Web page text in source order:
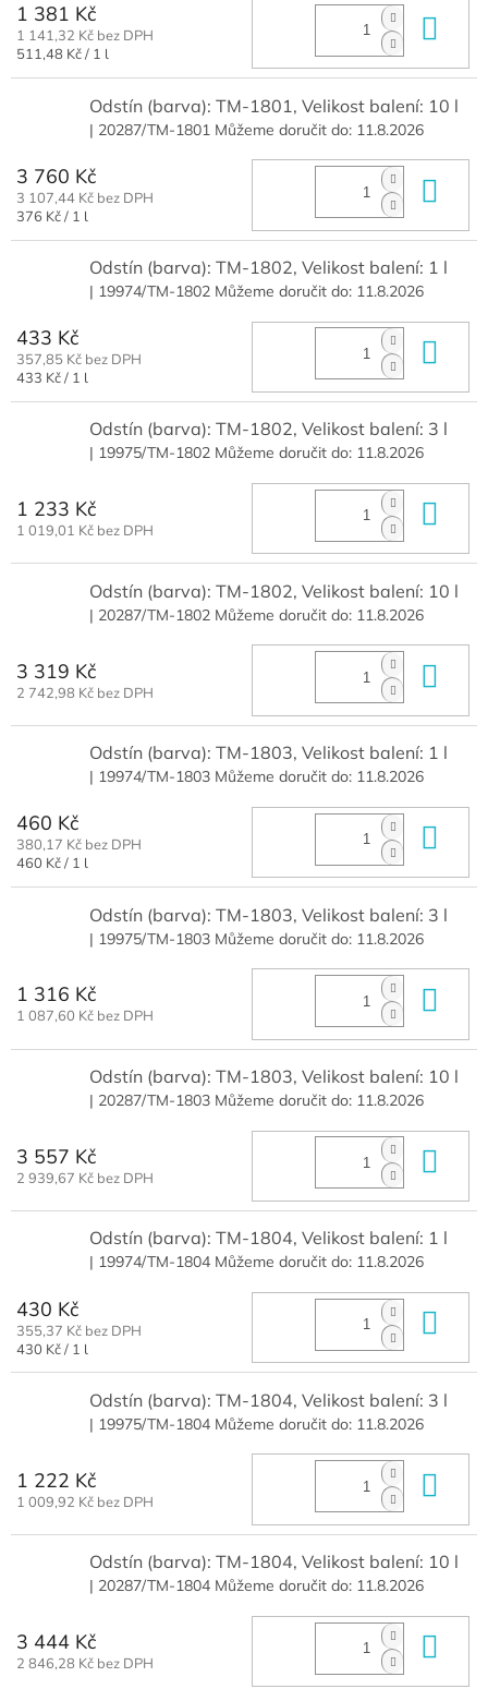
1 381 Kč
1 141,32 Kč bez DPH
Měrná
511,48 Kč / 1 l
Odstín (barva): TM-1801, Velikost balení: 10 l
| 20287/TM-1801 Můžeme doručit do: 11.8.2026
3 760 Kč
3 107,44 Kč bez DPH
Měrná
376 Kč / 1 l
Odstín (barva): TM-1802, Velikost balení: 1 l
| 19974/TM-1802 Můžeme doručit do: 11.8.2026
433 Kč
357,85 Kč bez DPH
Měrná
433 Kč / 1 l
Odstín (barva): TM-1802, Velikost balení: 3 l
| 19975/TM-1802 Můžeme doručit do: 11.8.2026
1 233 Kč
1 019,01 Kč bez DPH
Odstín (barva): TM-1802, Velikost balení: 10 l
| 20287/TM-1802 Můžeme doručit do: 11.8.2026
3 319 Kč
2 742,98 Kč bez DPH
Odstín (barva): TM-1803, Velikost balení: 1 l
| 19974/TM-1803 Můžeme doručit do: 11.8.2026
460 Kč
380,17 Kč bez DPH
Měrná
460 Kč / 1 l
Odstín (barva): TM-1803, Velikost balení: 3 l
| 19975/TM-1803 Můžeme doručit do: 11.8.2026
1 316 Kč
1 087,60 Kč bez DPH
Odstín (barva): TM-1803, Velikost balení: 10 l
| 20287/TM-1803 Můžeme doručit do: 11.8.2026
3 557 Kč
2 939,67 Kč bez DPH
Odstín (barva): TM-1804, Velikost balení: 1 l
| 19974/TM-1804 Můžeme doručit do: 11.8.2026
430 Kč
355,37 Kč bez DPH
Měrná
cena:
430 Kč / 1 l
Odstín (barva): TM-1804, Velikost balení: 3 l
| 19975/TM-1804 Můžeme doručit do: 11.8.2026
1 222 Kč
1 009,92 Kč bez DPH
Odstín (barva): TM-1804, Velikost balení: 10 l
| 20287/TM-1804 Můžeme doručit do: 11.8.2026
3 444 Kč
2 846,28 Kč bez DPH